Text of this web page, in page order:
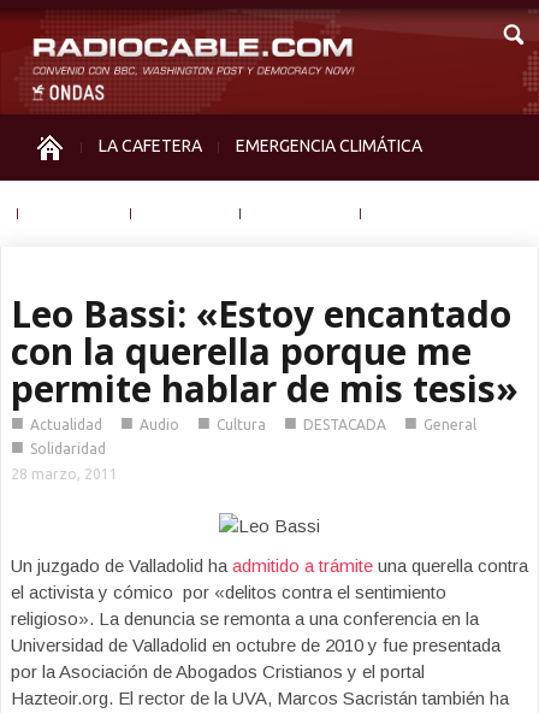
LA CAFETERA EMERGENCIA CLIMÁTICA
Leo Bassi: «Estoy encantado
con la querella porque me
permite hablar de mis tesis»
■ Actualidad ■ Audio ■ Cultura ■ DESTACADA ■ General
■ Solidaridad
28 marzo, 2011
Un juzgado de Valladolid ha admitido a trámite una querella contra
el activista y cómico por «delitos contra el sentimiento
religioso». La denuncia se remonta a una conferencia en la
Universidad de Valladolid en octubre de 2010 y fue presentada
por la Asociación de Abogados Cristianos y el portal
Hazteoir.org. El rector de la UVA, Marcos Sacristán también ha